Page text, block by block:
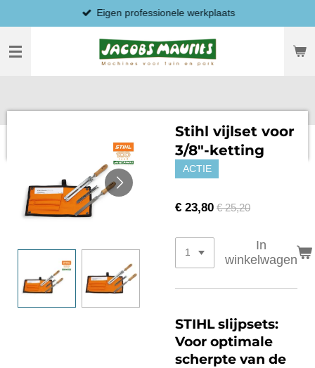
direct
naar
hoofdinhoud
Eigen professionele werkplaats
Stihl vijlset voor
3/8"-ketting
ACTIE
€ 23,80 € 25,20
In
winkelwagen
STIHL slijpsets:
Voor optimale
scherpte van de